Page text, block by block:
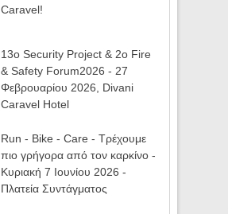
Caravel!
13ο Security Project & 2ο Fire
& Safety Forum2026 - 27
Φεβρουαρίου 2026, Divani
Caravel Hotel
Run - Bike - Care - Τρέχουμε
πιο γρήγορα από τον καρκίνο -
Κυριακή 7 Ιουνίου 2026 -
Πλατεία Συντάγματος